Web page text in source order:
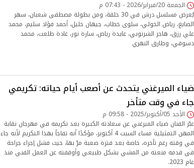
الجمعة 20/فبراير/2026 - 07:43 م
يُعرض مسلسل درش في 30 حلقة، ومن بطولة مصطفى شعبان، سهر
الصايغ، رياض الخولي، سلوى خطاب، جيهان خليل، أحمد فؤاد سليم، محمد
علي رزق، هاجر الشرنوبي، عايدة رياض، سارة نور، غادة طلعت، محمد
دسوقي، وطارق النهري
ضياء الميرغني يتحدث عن أصعب أيام حياته: تكريمي
جاء في وقت متأخر
الأحد 05/أكتوبر/2025 - 09:58 م
عبّر الفنان ضياء الميرغني عن سعادته الكبيرة بعد تكريمه في مهرجان نقابة
المهن التمثيلية مساء السبت 4 أكتوبر، مؤكدًا أنه تفاجأ بهذا التكريم لأنه جاء
في وقته رغم تأخره، خاصة بعد فترة صعبة مرّ بها، حيث فشل إجراء جراحة
في قدمه منعته من المشي بشكل طبيعي وأوقفته عن العمل الفني منذ
عام 2023.